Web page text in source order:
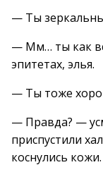
— Ты
— Мм… ты как
эпитетах, элья.
— Ты тоже
— Правда? —
приспустили
коснулись